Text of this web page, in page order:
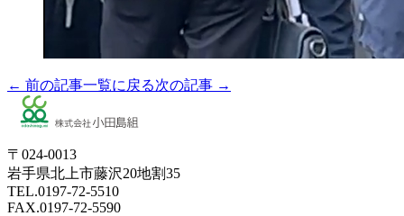
← 前の記事一覧に戻る次の記事 →
〒024-0013
岩手県北上市藤沢20地割35
TEL.0197-72-5510
FAX.0197-72-5590